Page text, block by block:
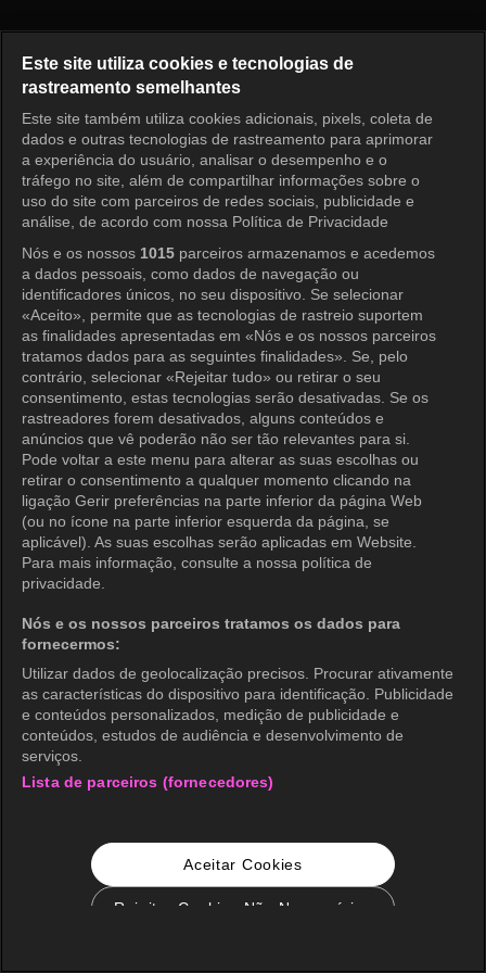
Entrar
Este site utiliza cookies e tecnologias de
rastreamento semelhantes
Este site também utiliza cookies adicionais, pixels, coleta de
dados e outras tecnologias de rastreamento para aprimorar
a experiência do usuário, analisar o desempenho e o
tráfego no site, além de compartilhar informações sobre o
uso do site com parceiros de redes sociais, publicidade e
análise, de acordo com nossa Política de Privacidade
Nós e os nossos 1015 parceiros armazenamos e acedemos
a dados pessoais, como dados de navegação ou
identificadores únicos, no seu dispositivo. Se selecionar
«Aceito», permite que as tecnologias de rastreio suportem
as finalidades apresentadas em «Nós e os nossos parceiros
tratamos dados para as seguintes finalidades». Se, pelo
contrário, selecionar «Rejeitar tudo» ou retirar o seu
consentimento, estas tecnologias serão desativadas. Se os
rastreadores forem desativados, alguns conteúdos e
anúncios que vê poderão não ser tão relevantes para si.
Pode voltar a este menu para alterar as suas escolhas ou
retirar o consentimento a qualquer momento clicando na
ligação Gerir preferências na parte inferior da página Web
(ou no ícone na parte inferior esquerda da página, se
aplicável). As suas escolhas serão aplicadas em Website.
Para mais informação, consulte a nossa política de
privacidade.
Nós e os nossos parceiros tratamos os dados para
fornecermos:
Utilizar dados de geolocalização precisos. Procurar ativamente
as características do dispositivo para identificação. Publicidade
e conteúdos personalizados, medição de publicidade e
conteúdos, estudos de audiência e desenvolvimento de
serviços.
Lista de parceiros (fornecedores)
Aceitar Cookies
Rejeitar Cookies Não Necessários